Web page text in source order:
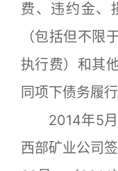
费、违约金、
（包括但不限
执行费）和其
同项下债务履
2014年5月
西部矿业公司